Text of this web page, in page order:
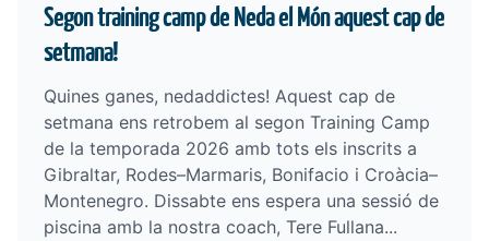
Segon training camp de Neda el Món aquest cap de
setmana!
Quines ganes, nedaddictes! Aquest cap de
setmana ens retrobem al segon Training Camp
de la temporada 2026 amb tots els inscrits a
Gibraltar, Rodes–Marmaris, Bonifacio i Croàcia–
Montenegro. Dissabte ens espera una sessió de
piscina amb la nostra coach, Tere Fullana...